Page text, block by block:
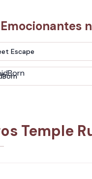
Escape
Temple